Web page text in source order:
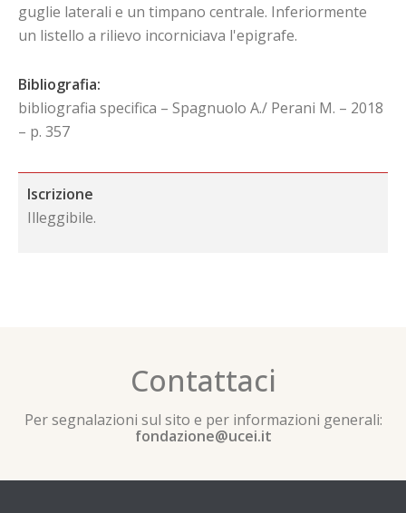
guglie laterali e un timpano centrale. Inferiormente
un listello a rilievo incorniciava l'epigrafe.
Bibliografia:
bibliografia specifica – Spagnuolo A./ Perani M. – 2018
– p. 357
Iscrizione
Illeggibile.
Contattaci
Per segnalazioni sul sito e per informazioni generali:
fondazione@ucei.it